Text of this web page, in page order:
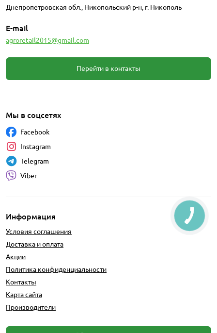
Днепропетровская обл., Никопольский р-н, г. Никополь
E-mail
agroretail2015@gmail.com
Перейти в контакты
Информация
Условия соглашения
Доставка и оплата
Акции
Политика конфиденциальности
Контакты
Карта сайта
Производители
Мы в соцсетях
Facebook
Instagram
Telegram
Viber